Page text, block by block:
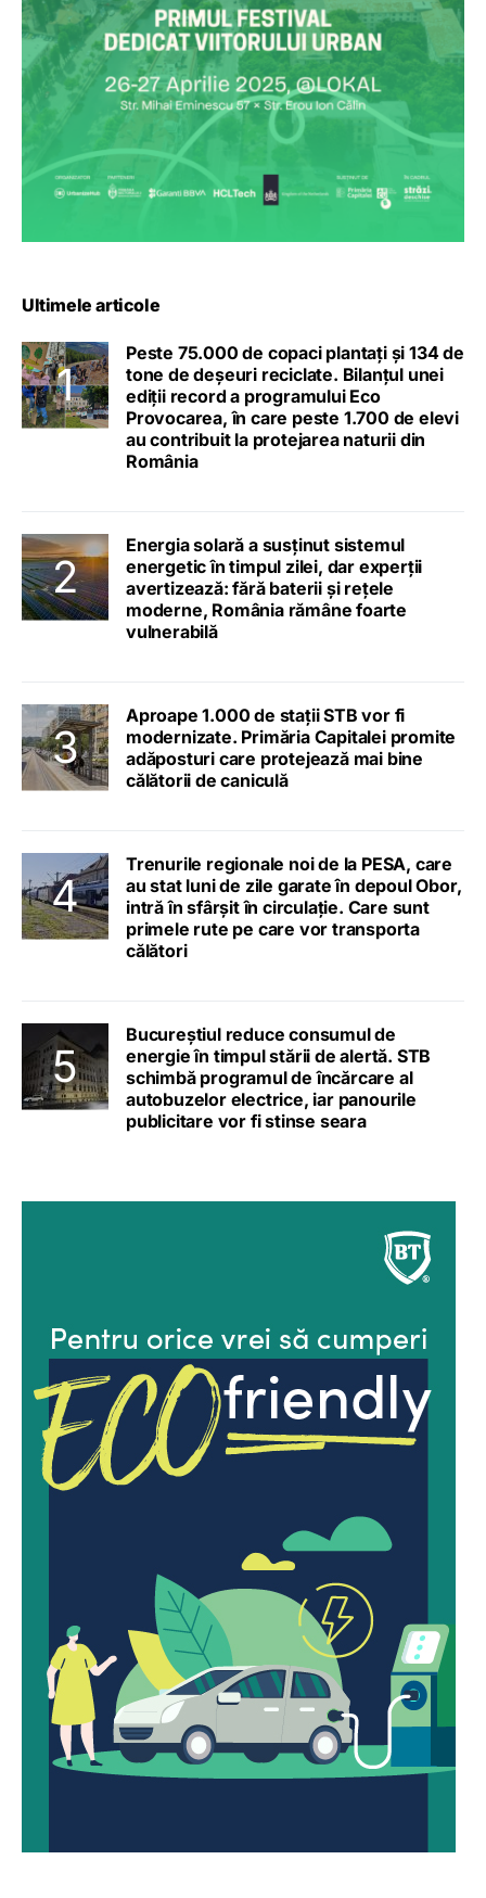
Ultimele articole
Peste 75.000 de copaci plantați și 134 de
tone de deșeuri reciclate. Bilanțul unei
ediții record a programului Eco
Provocarea, în care peste 1.700 de elevi
au contribuit la protejarea naturii din
România
Energia solară a susținut sistemul
energetic în timpul zilei, dar experții
avertizează: fără baterii și rețele
moderne, România rămâne foarte
vulnerabilă
Aproape 1.000 de stații STB vor fi
modernizate. Primăria Capitalei promite
adăposturi care protejează mai bine
călătorii de caniculă
Trenurile regionale noi de la PESA, care
au stat luni de zile garate în depoul Obor,
intră în sfârșit în circulație. Care sunt
primele rute pe care vor transporta
călători
Bucureștiul reduce consumul de
energie în timpul stării de alertă. STB
schimbă programul de încărcare al
autobuzelor electrice, iar panourile
publicitare vor fi stinse seara